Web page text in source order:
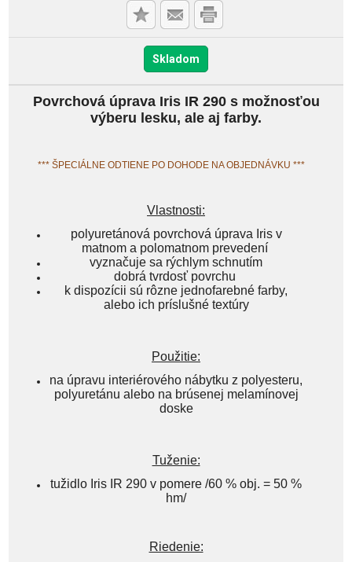
Skladom
Povrchová úprava Iris IR 290 s možnosťou
výberu lesku, ale aj farby.
*** ŠPECIÁLNE ODTIENE PO DOHODE NA OBJEDNÁVKU ***
Vlastnosti:
polyuretánová povrchová úprava Iris v
matnom a polomatnom prevedení
vyznačuje sa rýchlym schnutím
dobrá tvrdosť povrchu
k dispozícii sú rôzne jednofarebné farby,
alebo ich príslušné textúry
Použitie:
na úpravu interiérového nábytku z polyesteru,
polyuretánu alebo na brúsenej melamínovej
doske
Tuženie:
tužidlo Iris IR 290 v pomere /60 % obj. = 50 %
hm/
Riedenie: